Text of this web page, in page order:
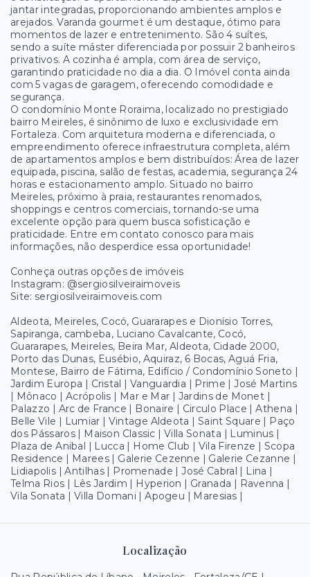
jantar integradas, proporcionando ambientes amplos e
arejados. Varanda gourmet é um destaque, ótimo para
momentos de lazer e entretenimento. São 4 suítes,
sendo a suíte máster diferenciada por possuir 2 banheiros
privativos. A cozinha é ampla, com área de serviço,
garantindo praticidade no dia a dia. O Imóvel conta ainda
com 5 vagas de garagem, oferecendo comodidade e
segurança.
O condomínio Monte Roraima, localizado no prestigiado
bairro Meireles, é sinônimo de luxo e exclusividade em
Fortaleza. Com arquitetura moderna e diferenciada, o
empreendimento oferece infraestrutura completa, além
de apartamentos amplos e bem distribuídos: Área de lazer
equipada, piscina, salão de festas, academia, segurança 24
horas e estacionamento amplo. Situado no bairro
Meireles, próximo à praia, restaurantes renomados,
shoppings e centros comerciais, tornando-se uma
excelente opção para quem busca sofisticação e
praticidade. Entre em contato conosco para mais
informações, não desperdice essa oportunidade!
Conheça outras opções de imóveis
Instagram: @sergiosilveiraimoveis
Site: sergiosilveiraimoveis.com
Aldeota, Meireles, Cocó, Guararapes e Dionísio Torres,
Sapiranga, cambeba, Luciano Cavalcante, Cocó,
Guararapes, Meireles, Beira Mar, Aldeota, Cidade 2000,
Porto das Dunas, Eusébio, Aquiraz, 6 Bocas, Aguá Fria,
Montese, Bairro de Fátima, Edifício / Condomínio Soneto |
Jardim Europa | Cristal | Vanguardia | Prime | José Martins
| Mônaco | Acrópolis | Mar e Mar | Jardins de Monet |
Palazzo | Arc de France | Bonaire | Circulo Place | Athena |
Belle Vile | Lumiar | Vintage Aldeota | Saint Square | Paço
dos Pássaros | Maison Classic | Villa Sonata | Luminus |
Plaza de Anibal | Lucca | Home Club | Vila Firenze | Scopa
Residence | Marees | Galerie Cezenne | Galerie Cezanne |
Lidiapolis | Antilhas | Promenade | José Cabral | Lina |
Telma Rios | Lês Jardim | Hyperion | Granada | Ravenna |
Vila Sonata | Villa Domani | Apogeu | Maresias |
Localização